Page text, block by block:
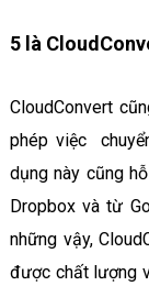
5 là
CloudConvert
phép việc
dụng này cũng
Dropbox và từ
những vậy,
được chất lượng